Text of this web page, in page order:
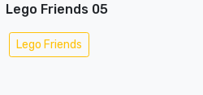
Lego Friends 05
Lego Friends